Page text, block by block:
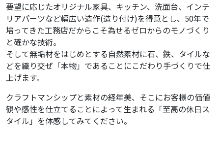
要望に応じたオリジナル家具、キッチン、洗面台、インテ
リアパーツなど幅広い造作(造り付け)を得意とし、50年で
培ってきた工務店だからこそ為せるゼロからのモノづくり
と確かな技術。
そして無垢材をはじめとする自然素材に石、鉄、タイルな
どを織り交ぜ「本物」であることにこだわり手づくりで仕
上げます。
クラフトマンシップと素材の経年美、そこにお客様の価値
観や感性を仕立てることによって生まれる「至高の休日ス
タイル」を体感してみてください。